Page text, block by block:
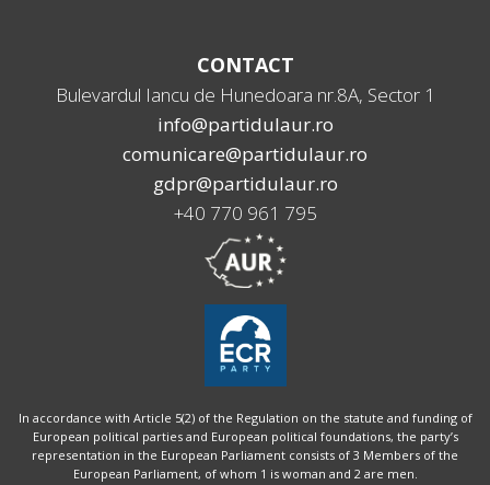
CONTACT
Bulevardul Iancu de Hunedoara nr.8A, Sector 1
info@partidulaur.ro
comunicare@partidulaur.ro
gdpr@partidulaur.ro
+40 770 961 795
In accordance with Article 5(2) of the Regulation on the statute and funding of
European political parties and European political foundations, the party’s
representation in the European Parliament consists of 3 Members of the
European Parliament, of whom 1 is woman and 2 are men.